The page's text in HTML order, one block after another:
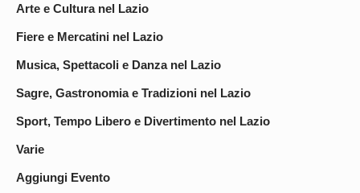
Arte e Cultura nel Lazio
Fiere e Mercatini nel Lazio
Musica, Spettacoli e Danza nel Lazio
Sagre, Gastronomia e Tradizioni nel Lazio
Sport, Tempo Libero e Divertimento nel Lazio
Varie
Aggiungi Evento